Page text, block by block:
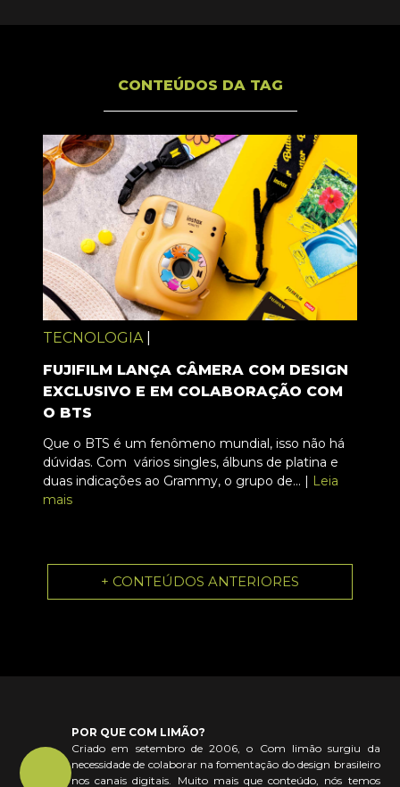
CONTEÚDOS DA TAG
TECNOLOGIA
FUJIFILM LANÇA CÂMERA COM DESIGN
EXCLUSIVO E EM COLABORAÇÃO COM
O BTS
Que o BTS é um fenômeno mundial, isso não há
dúvidas. Com vários singles, álbuns de platina e
duas indicações ao Grammy, o grupo de... | Leia
mais
+ CONTEÚDOS ANTERIORES
POR QUE COM LIMÃO?
Criado em setembro de 2006, o Com limão surgiu da
necessidade de colaborar na fomentação do design brasileiro
nos canais digitais. Muito mais que conteúdo, nós temos